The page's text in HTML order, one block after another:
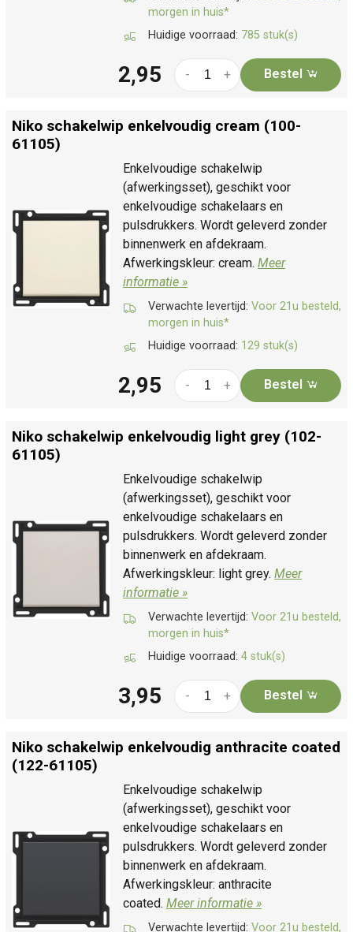
morgen in huis*
Huidige voorraad: 785 stuk(s)
2,95 +
- Bestel
Niko schakelwip enkelvoudig cream (100-
61105)
Enkelvoudige schakelwip
(afwerkingsset), geschikt voor
enkelvoudige schakelaars en
pulsdrukkers. Wordt geleverd zonder
binnenwerk en afdekraam.
Afwerkingskleur: cream. Meer
informatie »
Verwachte levertijd: Voor 21u besteld,
morgen in huis*
Huidige voorraad: 129 stuk(s)
2,95 +
- Bestel
Niko schakelwip enkelvoudig light grey (102-
61105)
Enkelvoudige schakelwip
(afwerkingsset), geschikt voor
enkelvoudige schakelaars en
pulsdrukkers. Wordt geleverd zonder
binnenwerk en afdekraam.
Afwerkingskleur: light grey. Meer
informatie »
Verwachte levertijd: Voor 21u besteld,
morgen in huis*
Huidige voorraad: 4 stuk(s)
3,95 +
- Bestel
Niko schakelwip enkelvoudig anthracite coated
(122-61105)
Enkelvoudige schakelwip
(afwerkingsset), geschikt voor
enkelvoudige schakelaars en
pulsdrukkers. Wordt geleverd zonder
binnenwerk en afdekraam.
Afwerkingskleur: anthracite
coated. Meer informatie »
Verwachte levertijd: Voor 21u besteld,